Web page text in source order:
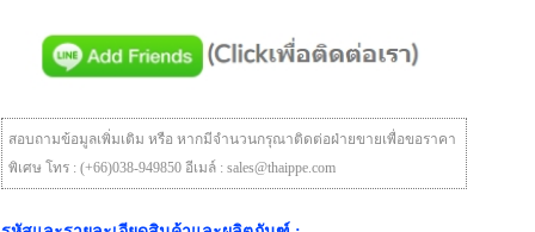
สอบถามข้อมูลเพิ่มเติม หรือ หากมีจำนวนกรุณาติดต่อฝ่ายขายเพื่อขอราคา
พิเศษ โทร : (+66)038-949850 อีเมล์ : sales@thaippe.com